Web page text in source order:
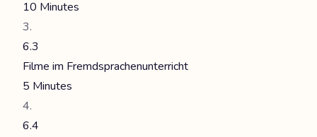
10 Minutes
6.3
Filme im Fremdsprachenunterricht
5 Minutes
6.4